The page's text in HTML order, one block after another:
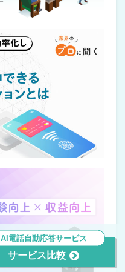
AI電話自動応答サービス
サービス比較